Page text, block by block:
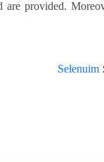
provided.
؛ Selenuim